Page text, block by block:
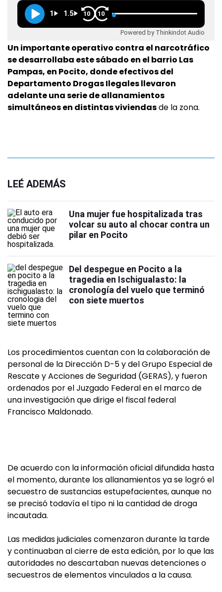
1 1.5 10 10
Powered by Thinkindot Audio
Un importante operativo contra el narcotráfico
se desarrollaba este sábado en el barrio Las
Pampas, en Pocito, donde efectivos del
Departamento Drogas Ilegales llevaron
adelante una serie de allanamientos
simultáneos en distintas viviendasde la zona.
LEÉ ADEMÁS
Una mujer fue hospitalizada tras
volcar su auto al chocar contra un
pilar en Pocito
Del despegue en Pocito a la
tragedia en Ischigualasto: la
cronología del vuelo que terminó
con siete muertos
Los procedimientos cuentan con la colaboración de
personal de la Dirección D-5 y del Grupo Especial de
Rescate y Acciones de Seguridad (GERAS), y fueron
ordenados por el Juzgado Federal en el marco de
una investigación que dirige el fiscal federal
Francisco Maldonado.
De acuerdo con la información oficial difundida hasta
el momento, durante los allanamientos ya se logró el
secuestro de sustancias estupefacientes, aunque no
se precisó todavía el tipo ni la cantidad de droga
incautada.
Las medidas judiciales comenzaron durante la tarde
y continuaban al cierre de esta edición, por lo que las
autoridades no descartaban nuevas detenciones o
secuestros de elementos vinculados a la causa.